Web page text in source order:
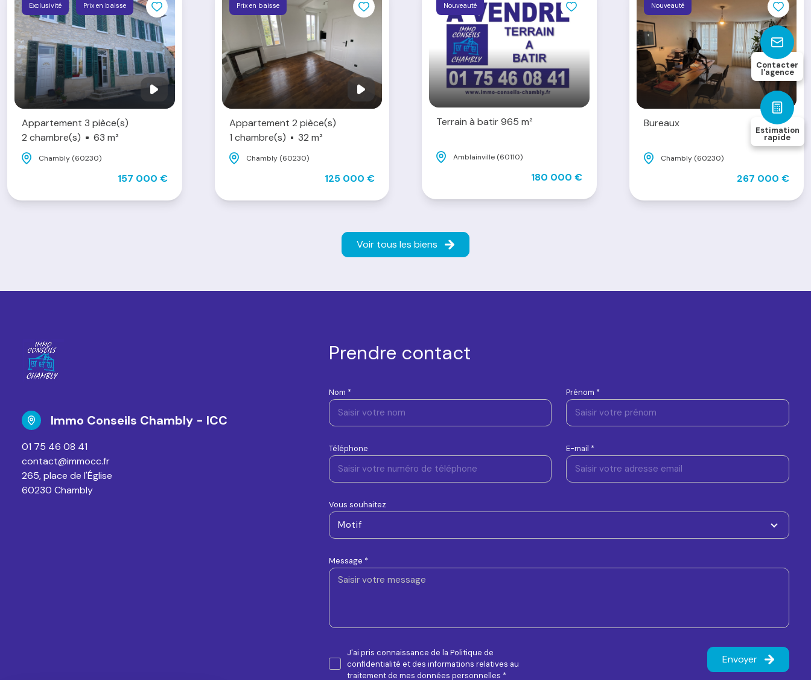
Exclusivité Prix en baisse
Appartement 3 pièce(s)
2 chambre(s)
63 m²
Chambly (60230)
157 000 €
Prix en baisse
Appartement 2 pièce(s)
1 chambre(s)
32 m²
Chambly (60230)
125 000 €
Nouveauté
Terrain à batir 965 m²
Amblainville (60110)
180 000 €
Nouveauté
Bureaux
Chambly (60230)
267 000 €
Voir tous les biens
Contacter
l'agence
Estimation
rapide
Prendre contact
Nom * Prénom *
Téléphone E-mail *
Vous souhaitez
Motif
Message *
J'ai pris connaissance de la Politique de
confidentialité et des informations relatives au
traitement de mes données personnelles *
Envoyer
Immo Conseils Chambly - ICC
01 75 46 08 41
contact@immocc.fr
265, place de l'Église
60230 Chambly